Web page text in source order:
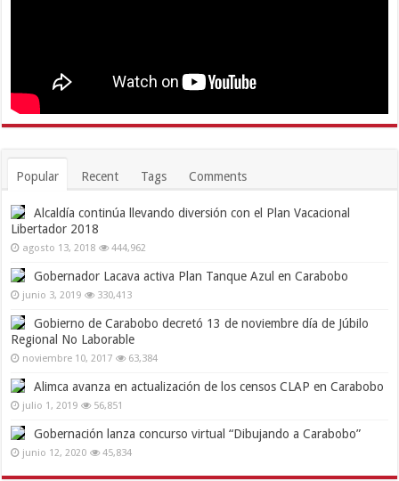
Popular Recent Tags Comments
Alcaldía continúa llevando diversión con el Plan Vacacional
Libertador 2018
agosto 13, 2018 444,962
Gobernador Lacava activa Plan Tanque Azul en Carabobo
junio 3, 2019 330,413
Gobierno de Carabobo decretó 13 de noviembre día de Júbilo
Regional No Laborable
noviembre 10, 2017 63,384
Alimca avanza en actualización de los censos CLAP en Carabobo
julio 1, 2019 56,851
Gobernación lanza concurso virtual “Dibujando a Carabobo”
junio 12, 2020 45,834